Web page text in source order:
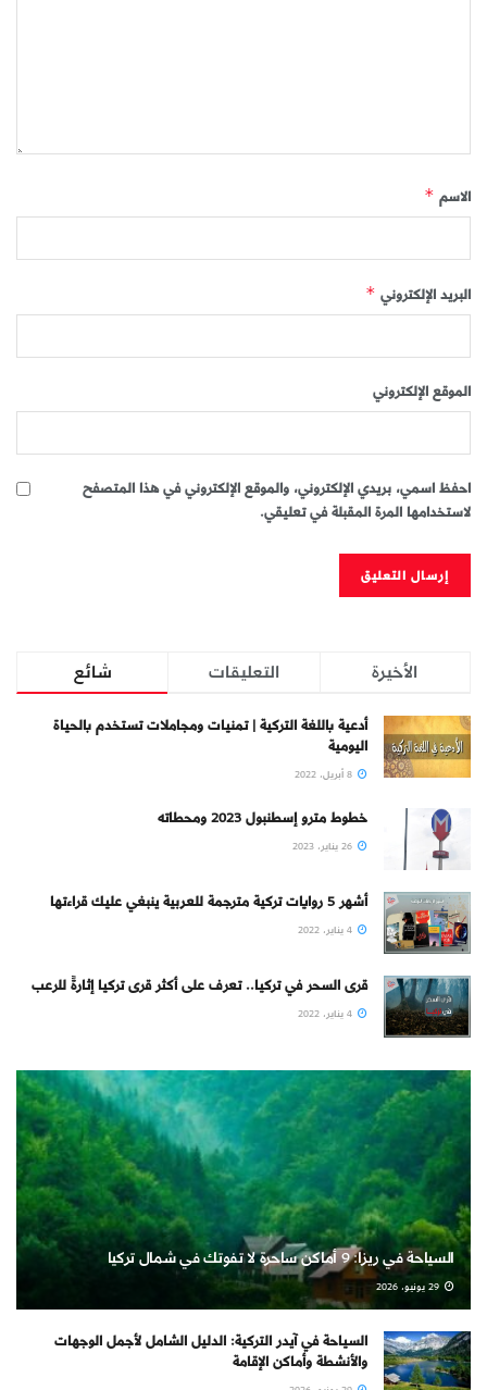
الاسم *
البريد الإلكتروني *
الموقع الإلكتروني
احفظ اسمي، بريدي الإلكتروني، والموقع الإلكتروني في هذا المتصفح
لاستخدامها المرة المقبلة في تعليقي.
شائع التعليقات الأخيرة
أدعية باللغة التركية | تمنيات ومجاملات تستخدم بالحياة
اليومية
خطوط مترو إسطنبول 2023 ومحطاته
أشهر 5 روايات تركية مترجمة للعربية ينبغي عليك قراءتها
قرى السحر في تركيا.. تعرف على أكثر قرى تركيا إثارةً للرعب
السياحة في ريزا: 9 أماكن ساحرة لا تفوتك في شمال تركيا
السياحة في آيدر التركية: الدليل الشامل لأجمل الوجهات
والأنشطة وأماكن الإقامة